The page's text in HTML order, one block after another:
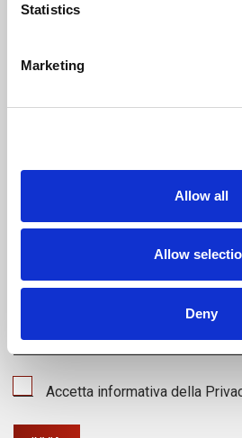
Statistics
Marketing
Allow all
Allow
Deny
TECHNISCHES DATENBLATT
COMPILA IL FORM CON I
SCARICARE LA
Accetta informativa della